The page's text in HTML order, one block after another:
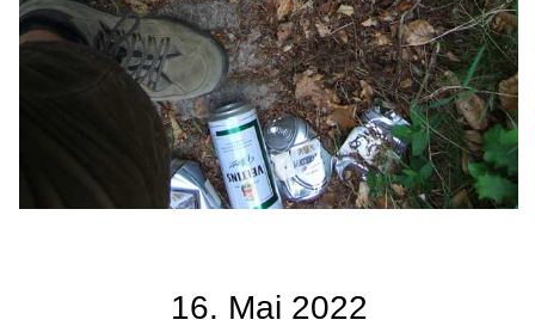
16. Mai 2022